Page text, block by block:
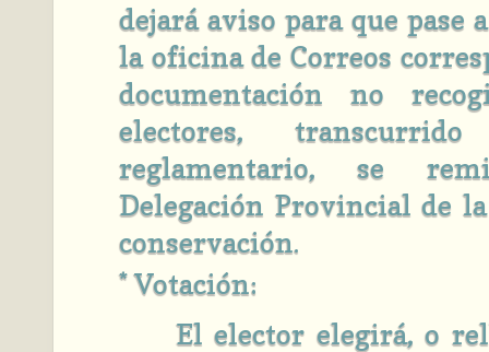
dejará aviso para que pase
la oficina de Correos
documentación no
electores,
reglamentario, se
Delegación Provincial de
conservación.
* Votación:
El elector elegirá, o